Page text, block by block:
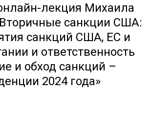
лекция Михаила
санкции США:
санкций США, ЕС и
и ответственность
и обход санкций –
2024 года»